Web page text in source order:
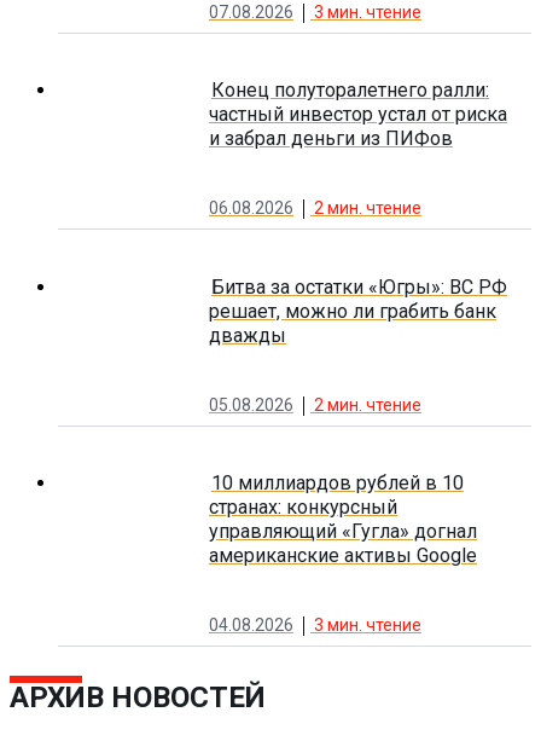
07.08.2026 3 мин. чтение
Конец полуторалетнего ралли:
частный инвестор устал от риска
и забрал деньги из ПИФов
06.08.2026 2мин. чтение
Битва за остатки «Югры»: ВС РФ
решает, можно ли грабить банк
дважды
05.08.2026 2 мин. чтение
10 миллиардов рублей в 10
странах: конкурсный
управляющий «Гугла» догнал
американские активы Google
04.08.2026 3 мин. чтение
АРХИВ НОВОСТЕЙ